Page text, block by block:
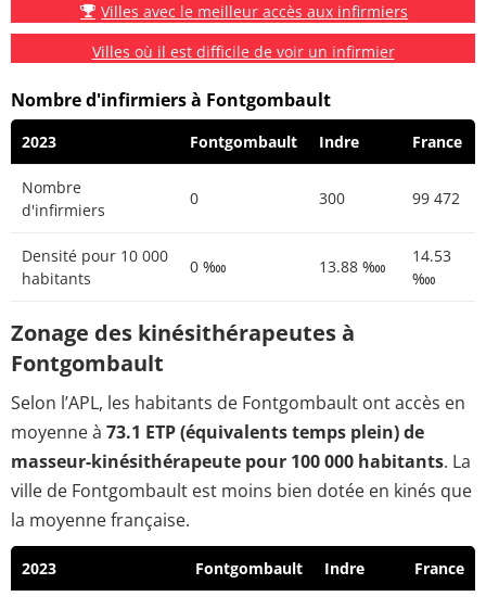
Villes avec le meilleur accès aux infirmiers
Villes où il est difficile de voir un infirmier
Nombre d'infirmiers à Fontgombault
2023 Fontgombault Indre France
Nombre
d'infirmiers
0 300 99 472
Densité pour 10 000
habitants
0 ‱ 13.88 ‱
14.53
‱
Zonage des kinésithérapeutes à
Fontgombault
Selon l’APL, les habitants de Fontgombault ont accès en
moyenne à 73.1 ETP (équivalents temps plein) de
masseur-kinésithérapeute pour 100 000 habitants. La
ville de Fontgombault est moins bien dotée en kinés que
la moyenne française.
2023 Fontgombault Indre France